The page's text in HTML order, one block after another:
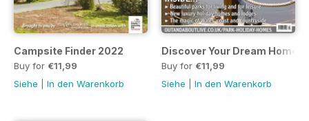
Campsite Finder 2022
Buy for €11,99
Siehe
In den Warenkorb
Discover Your Dream Home
Buy for €11,99
Siehe
In den Warenkorb